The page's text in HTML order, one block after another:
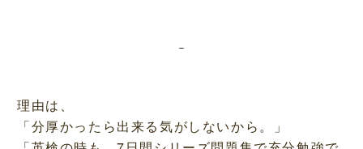
理由は、
「分厚かったら出来る気がしないから。」